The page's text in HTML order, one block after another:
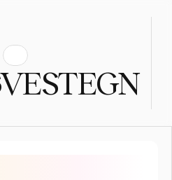
VESTEGN
da Postnord Rundt sluttede i